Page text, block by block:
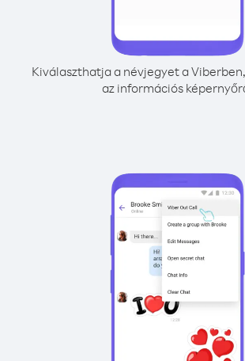
Kiválaszthatja a névjegyet a
az információs